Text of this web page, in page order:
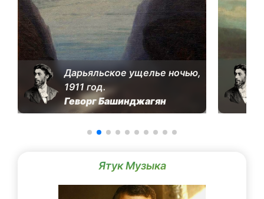
Дарьяльское ущелье ночью,
1911 год.
Геворг Башинджагян
Ятук Музыка